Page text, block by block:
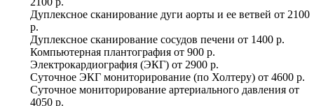
Дуплексное сканирование дуги аорты и ее ветвей от 2100
р.
Дуплексное сканирование сосудов печени от 1400 р.
Компьютерная плантография от 900 р.
Электрокардиография (ЭКГ) от 2900 р.
Суточное ЭКГ мониторирование (по Холтеру) от 4600 р.
Суточное мониторирование артериального давления от
4050 р.